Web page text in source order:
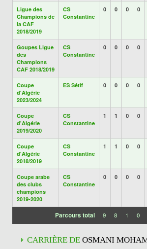
Ligue des
Champions de
la CAF
2018/2019
CS
Constantine
0 0 0 0
Goupes Ligue
des
Champions
CAF 2018/2019
CS
Constantine
0 0 0 0
Coupe
d'Algérie
2023/2024
ES Sétif 0 0 0 0
Coupe
d'Algérie
2019/2020
CS
Constantine
1 1 0 0
Coupe
d'Algérie
2018/2019
CS
Constantine
1 1 0 0
Coupe arabe
des clubs
champions
2019-2020
CS
Constantine
0 0 0 0
Parcours total 9 8 1 0
CARRIÈRE DE OSMANI